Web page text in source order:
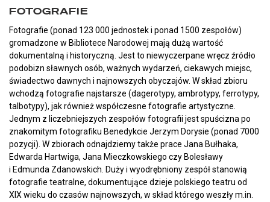
FOTOGRAFIE
Fotografie (ponad 123 000 jednostek i ponad 1500 zespołów)
gromadzone w Bibliotece Narodowej mają dużą wartość
dokumentalną i historyczną. Jest to niewyczerpane wręcz źródło
podobizn sławnych osób, ważnych wydarzeń, ciekawych miejsc,
świadectwo dawnych i najnowszych obyczajów. W skład zbioru
wchodzą fotografie najstarsze (dagerotypy, ambrotypy, ferrotypy,
talbotypy), jak również współczesne fotografie artystyczne.
Jednym z liczebniejszych zespołów fotografii jest spuścizna po
znakomitym fotografiku Benedykcie Jerzym Dorysie (ponad 7000
pozycji). W zbiorach odnajdziemy także prace Jana Bułhaka,
Edwarda Hartwiga, Jana Mieczkowskiego czy Bolesławy
i Edmunda Zdanowskich. Duży i wyodrębniony zespół stanowią
fotografie teatralne, dokumentujące dzieje polskiego teatru od
XIX wieku do czasów najnowszych, w skład którego weszły m.in.